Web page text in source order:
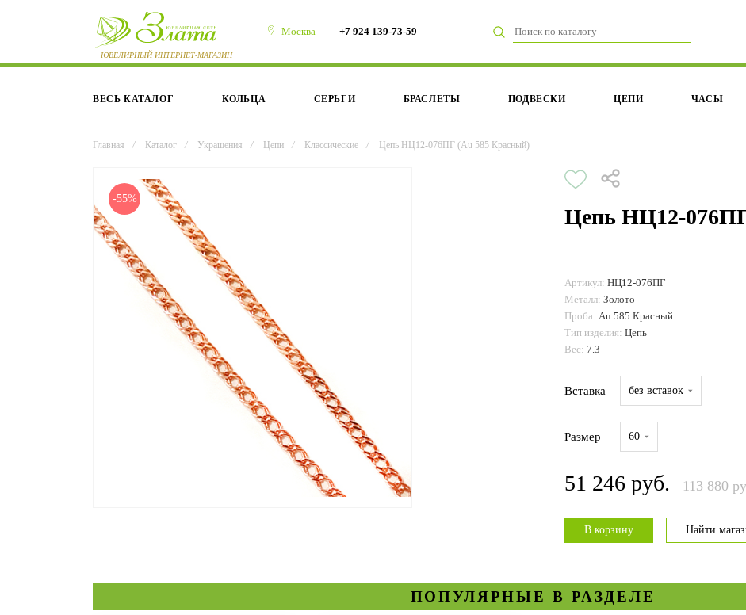
Москва +7 924 139-73-59
ВЕСЬ КАТАЛОГ КОЛЬЦА СЕРЬГИ БРАСЛЕТЫ ПОДВЕСКИ ЦЕПИ ЧАСЫ
Главная / Каталог / Украшения / Цепи / Классические / Цепь НЦ12-076ПГ (Au 585 Красный)
-55%
Цепь НЦ12-
Артикул: НЦ12-076ПГ
Металл: Золото
Проба: Au 585 Красный
Тип изделия: Цепь
Вес: 7.3
Вставка без вставок
Размер 60
51 246 руб. 113 880
В корзину Найти
ПОПУЛЯРНЫЕ В РАЗДЕЛЕ